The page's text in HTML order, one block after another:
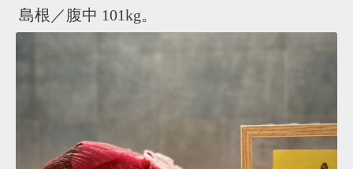
島根／腹中 101kg。